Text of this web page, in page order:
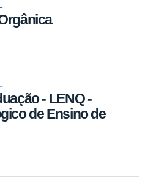
- LENQ -
de Ensino de